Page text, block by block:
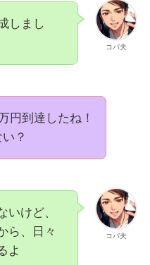
コバ夫
しまし
円到達したね！
？
コバ夫
いけど、
ら、日々
よ